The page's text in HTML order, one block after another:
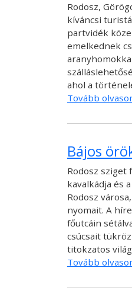
Rodosz,
kíváncsi
partvidék
emelkednek
ahol a
Tovább
Bájos
Rodosz sziget
kavalkádja és
Rodosz
nyomait. A
főutcáin
csúcsait
titokzatos
Tovább